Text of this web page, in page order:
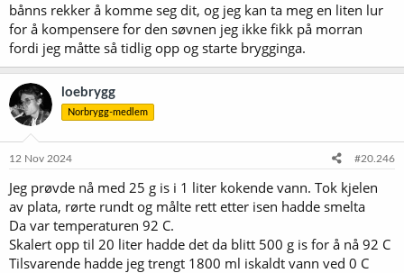
bånns rekker å komme seg dit, og jeg kan ta meg en liten lur
for å kompensere for den søvnen jeg ikke fikk på morran
fordi jeg måtte så tidlig opp og starte brygginga.
loebrygg
Norbrygg-medlem
12 Nov 2024 #20.246
Jeg prøvde nå med 25 g is i 1 liter kokende vann. Tok kjelen
av plata, rørte rundt og målte rett etter isen hadde smelta
Da var temperaturen 92 C.
Skalert opp til 20 liter hadde det da blitt 500 g is for å nå 92 C
Tilsvarende hadde jeg trengt 1800 ml iskaldt vann ved 0 C